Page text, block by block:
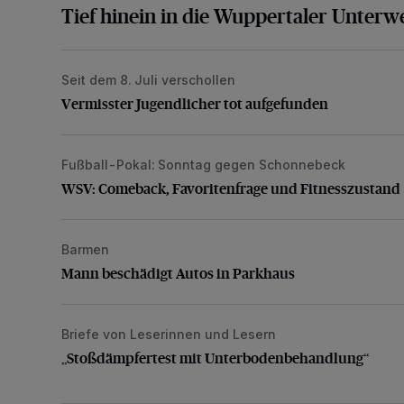
Tief hinein in die Wuppertaler
Vermisster Jugendlicher tot aufgefunden
Seit dem 8. Juli verschollen
Vermisster Jugendlicher tot aufgefunden
WSV: Comeback, Favoritenfrage und
Fußball-Pokal: Sonntag gegen Schonnebeck
WSV: Comeback, Favoritenfrage und Fitnesszustand
Mann beschädigt Autos in Parkhaus
Barmen
Mann beschädigt Autos in Parkhaus
„Stoßdämpfertest mit Unterbodenbehandlung“
Briefe von Leserinnen und Lesern
„Stoßdämpfertest mit Unterbodenbehandlung“